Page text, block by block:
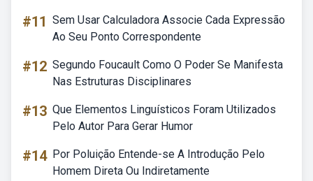
#11 Sem Usar Calculadora Associe Cada Expressão
Ao Seu Ponto Correspondente
#12 Segundo Foucault Como O Poder Se Manifesta
Nas Estruturas Disciplinares
#13 Que Elementos Linguísticos Foram Utilizados
Pelo Autor Para Gerar Humor
#14 Por Poluição Entende-se A Introdução Pelo
Homem Direta Ou Indiretamente